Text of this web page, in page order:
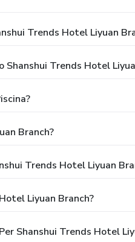
Trends Hotel Liyuan
Shanshui Trends Hotel
Branch?
Trends Hotel Liyuan
Liyuan Branch?
Shanshui Trends Hotel